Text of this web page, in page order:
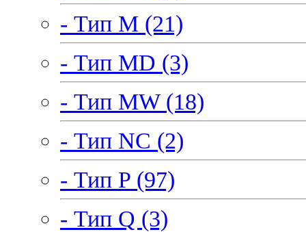
- Тип M (21)
- Тип MD (3)
- Тип MW (18)
- Тип NC (2)
- Тип P (97)
- Тип Q (3)